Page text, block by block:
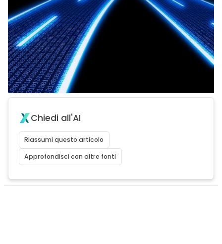
Chiedi all'AI
Riassumi questo articolo
Approfondisci con altre fonti